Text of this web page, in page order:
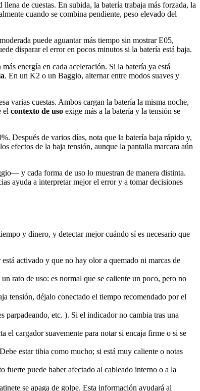
de cuestas. En subida, la batería trabaja más forzada, la
cuando se combina pendiente, peso elevado del
puede aguantar más tiempo sin mostrar E05,
disparar el error en pocos minutos si la batería está baja.
energía en cada aceleración. Si la batería ya está
. En un K2 o un Baggio, alternar entre modos suaves y
varias cuestas. Ambos cargan la batería la misma noche,
el contexto de uso exige más a la batería y la tensión se
Después de varios días, nota que la batería baja rápido y,
efectos de la baja tensión, aunque la pantalla marcara aún
y cada forma de uso lo muestran de manera distinta.
ayuda a interpretar mejor el error y a tomar decisiones
y dinero, y detectar mejor cuándo sí es necesario que
activado y que no hay olor a quemado ni marcas de
rato de uso: es normal que se caliente un poco, pero no
tensión, déjalo conectado el tiempo recomendado por el
parpadeando, etc. ). Si el indicador no cambia tras una
cargador suavemente para notar si encaja firme o si se
estar tibia como mucho; si está muy caliente o notas
fuerte puede haber afectado al cableado interno o a la
se apaga de golpe. Esta información ayudará al